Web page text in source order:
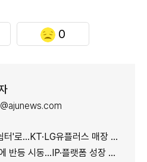
0
'로…KT·LG유플러스 매장 개방
등 시동…IP·플랫폼 성장 가속